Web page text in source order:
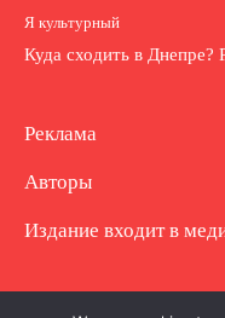
Я культурный
Куда сходить в Днепре?
Реклама
Авторы
Издание входит в